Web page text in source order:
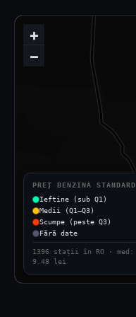
+
−
PREȚ BENZINA STANDARD
Ieftine (sub Q1)
Medii (Q1–Q3)
Scumpe (peste Q3)
Fără date
1396 stații în RO · med:
9.48 lei